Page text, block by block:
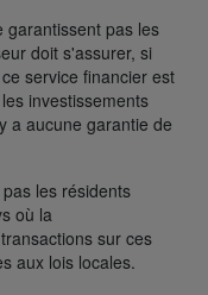
garantissent pas les
doit s'assurer, si
service financier est
investissements
a aucune garantie de
les résidents
où la
sur ces
aux lois locales.